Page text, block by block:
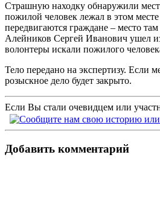
Страшную находку обнаружили
пожилой человек лежал в этом
передвигаются граждане – место
Алейников Сергей Иванович ушел
волонтеры искали пожилого
Тело передано на экспертизу. Если
розыскное дело будет закрыто.
Если Вы стали очевидцем или
Добавить комментарий